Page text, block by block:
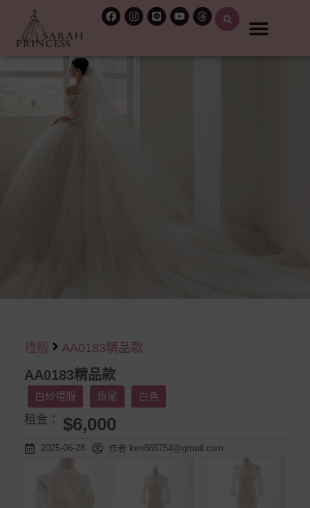
禮服 AA0183精品款
AA0183精品款
白紗禮服 魚尾 白色
租金： $6,000
2025-06-28 作者 ken865754@gmail.com